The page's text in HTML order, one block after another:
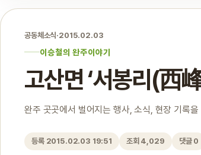
공동체소식·2015.02.03
이승철의 완주이야기
고산면 ‘서봉리(西
완주 곳곳에서 벌어지는 행사, 소식, 현장 기록
등록 2015.02.03 19:51 조회 4,029 댓글 0